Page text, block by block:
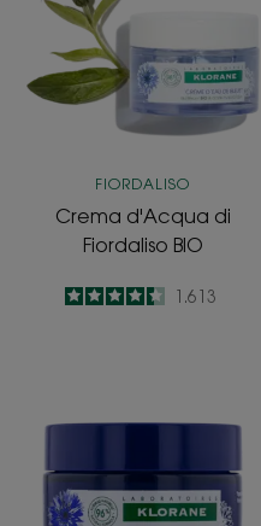
BIO
FIORDALISO
Crema d'Acqua di
Fiordaliso BIO
4.4
/51.613
d'Idratazione
Fiordaliso